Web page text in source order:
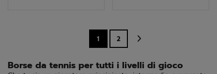
15
recensioni
1 2
Borse da tennis per tutti i livelli di gioco